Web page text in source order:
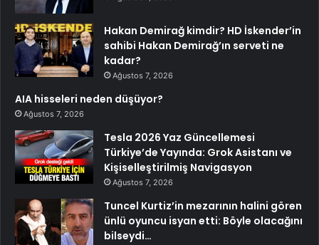
Hakan Demirağ kimdir? HD İskender’in
sahibi Hakan Demirağ’ın serveti ne
kadar?
Ağustos 7, 2026
AIA hisseleri neden düşüyor?
Ağustos 7, 2026
Tesla 2026 Yaz Güncellemesi
Türkiye’de Yayında: Grok Asistanı ve
Kişiselleştirilmiş Navigasyon
Ağustos 7, 2026
Tuncel Kurtiz’in mezarının halini gören
ünlü oyuncu isyan etti: Böyle olacağını
bilseydi…